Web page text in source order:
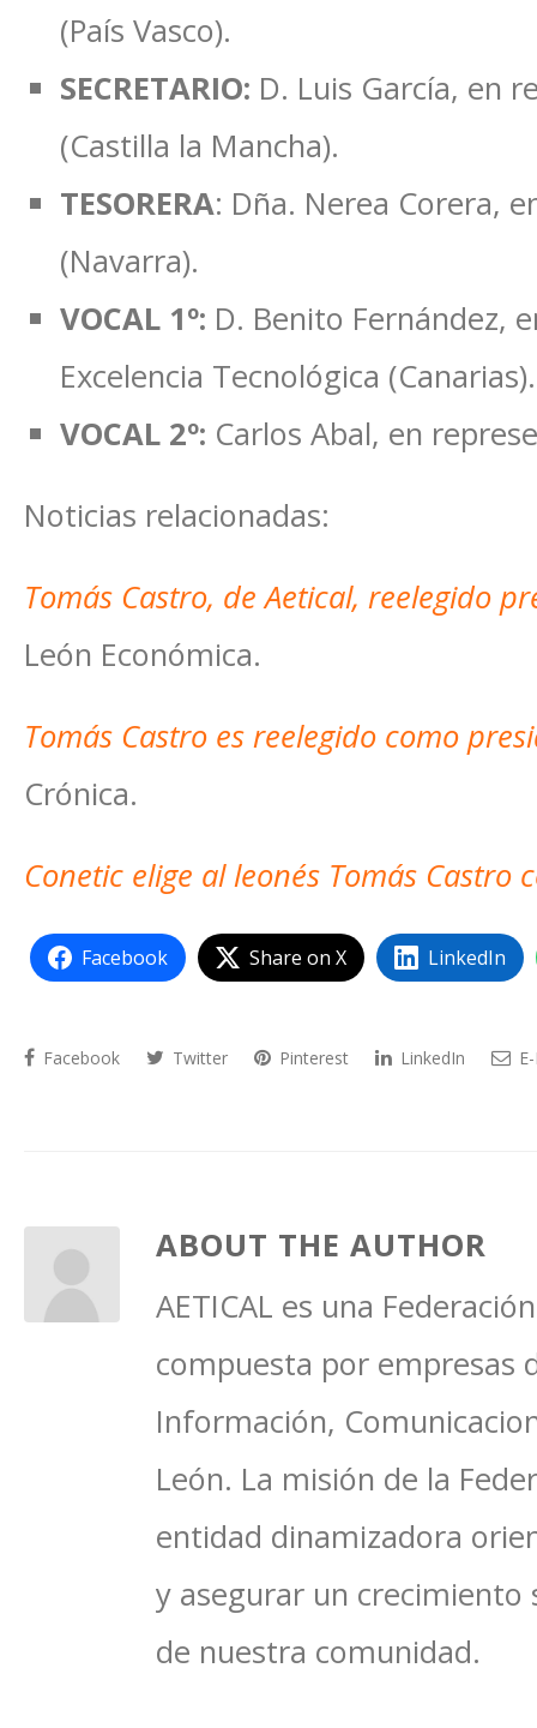
(País Vasco).​
SECRETARIO: D. Luis García, en
(Castilla la Mancha).
TESORERA: Dña. Nerea Corera,
(Navarra).
VOCAL 1º: D. Benito Fernández,
Excelencia Tecnológica (Canarias).
VOCAL 2º: Carlos Abal, en
Noticias relacionadas:
Tomás Castro, de Aetical, reelegido
León Económica.
Tomás Castro es reelegido como
Crónica.
Conetic elige al leonés Tomás Castro
Facebook Share on X LinkedIn
Facebook Twitter Pinterest LinkedIn
ABOUT THE AUTHOR
AETICAL es una
compuesta por empresas
Información,
León. La misión de la
entidad dinamizadora
y asegurar un crecimiento
de nuestra comunidad.